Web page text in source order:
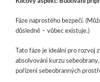
Fáze naprostého bezpečí.
důsledně – vůbec existuje.)
Tato fáze je ideální pro
absolvování kurzu
pořízení sebeobranných